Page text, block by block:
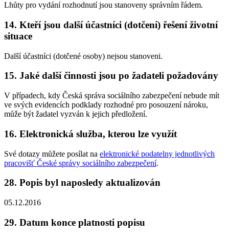
Lhůty pro vydání rozhodnutí jsou stanoveny správním řádem.
14. Kteří jsou další účastníci (dotčení) řešení životní
situace
Další účastníci (dotčené osoby) nejsou stanoveni.
15. Jaké další činnosti jsou po žadateli požadovány
V případech, kdy Česká správa sociálního zabezpečení nebude mít
ve svých evidencích podklady rozhodné pro posouzení nároku,
může být žadatel vyzván k jejich předložení.
16. Elektronická služba, kterou lze využít
Své dotazy můžete posílat na elektronické podatelny jednotlivých
pracovišť České správy sociálního zabezpečení.
28. Popis byl naposledy aktualizován
05.12.2016
29. Datum konce platnosti popisu